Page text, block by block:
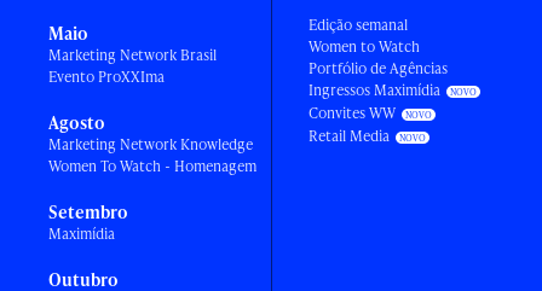
Maio
Marketing Network Brasil
Evento ProXXIma
Agosto
Marketing Network Knowledge
Women To Watch - Homenagem
Setembro
Maximídia
Outubro
Edição semanal
Women to Watch
Portfólio de Agências
Ingressos Maximídia
Convites WW
Retail Media